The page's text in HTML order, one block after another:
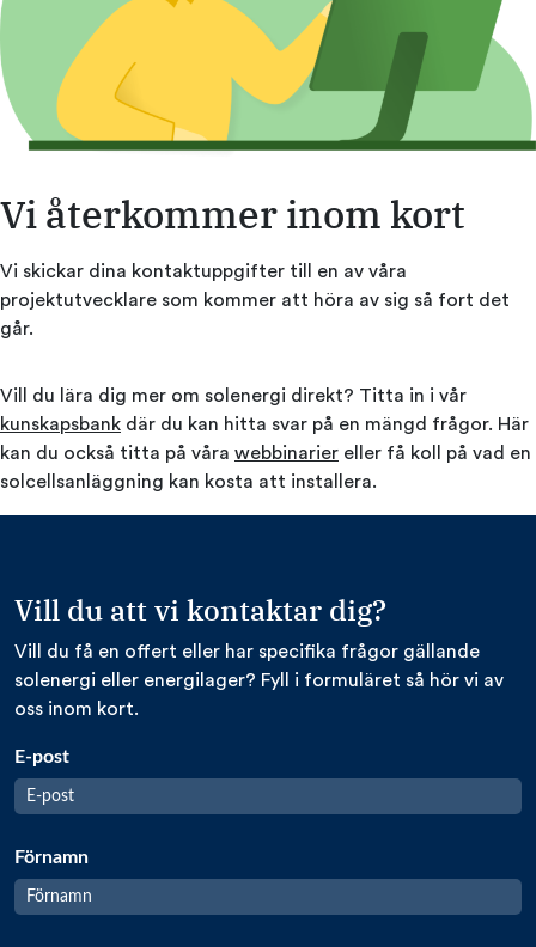
Vi återkommer inom kort
Vi skickar dina kontaktuppgifter till en av våra
projektutvecklare som kommer att höra av sig så fort det
går.
Vill du lära dig mer om solenergi direkt? Titta in i vår
kunskapsbank där du kan hitta svar på en mängd frågor. Här
kan du också titta på våra webbinarier eller få koll på vad en
solcellsanläggning kan kosta att installera.
Vill du att vi kontaktar dig?
Vill du få en offert eller har specifika frågor gällande
solenergi eller energilager? Fyll i formuläret så hör vi av
oss inom kort.
E-post
Förnamn